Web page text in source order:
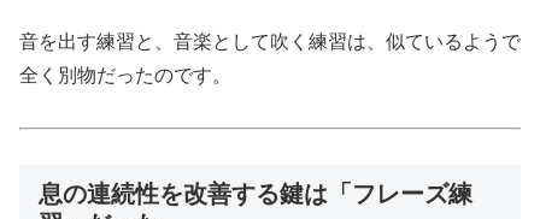
音を出す練習と、音楽として吹く練習は、似ているようで
全く別物だったのです。
息の連続性を改善する鍵は「フレーズ練